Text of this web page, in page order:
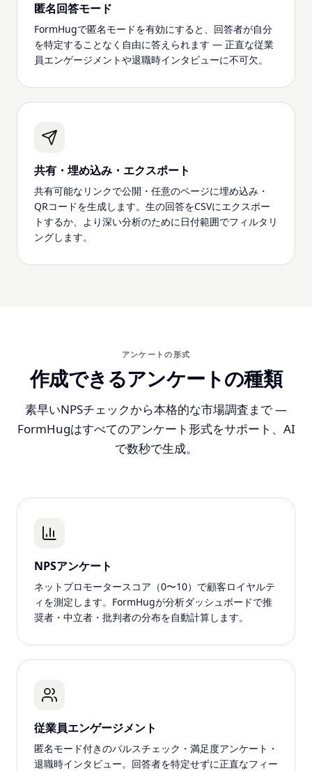
匿名回答モード
FormHugで匿名モードを有効にすると、回答者が自分
を特定することなく自由に答えられます — 正直な従業
員エンゲージメントや退職時インタビューに不可欠。
共有・埋め込み・エクスポート
共有可能なリンクで公開・任意のページに埋め込み・
QRコードを生成します。生の回答をCSVにエクスポー
トするか、より深い分析のために日付範囲でフィルタリ
ングします。
アンケートの形式
作成できるアンケートの種類
素早いNPSチェックから本格的な市場調査まで —
FormHugはすべてのアンケート形式をサポート、AI
で数秒で生成。
NPSアンケート
ネットプロモータースコア（0〜10）で顧客ロイヤルテ
ィを測定します。FormHugが分析ダッシュボードで推
奨者・中立者・批判者の分布を自動計算します。
従業員エンゲージメント
匿名モード付きのパルスチェック・満足度アンケート・
退職時インタビュー。回答者を特定せずに正直なフィー